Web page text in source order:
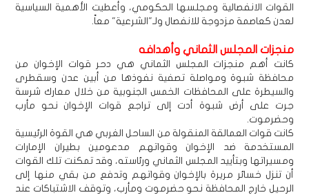
القوات الانفصالية ومجلسها الحكومي، وأعطيت الأهمية السياسية
لعدن كعاصمة مزدوجة للانفصال ولـ"الشرعية" معاً.
منجزات المجلس الثماني وأهدافه
كانت أهم منجزات المجلس الثماني هي دحر قوات الإخوان من
محافظة شبوة ومواصلة تصفية نفوذها من أبين عدن وسقطرى
والسيطرة على المحافظات الخمس الجنوبية من خلال معارك شرسة
جرت على أرض شبوة أدت إلى تراجع قوات الإخوان نحو مأرب
وحضرموت.
كانت قوات العمالقة المنقولة من الساحل الغربي هي القوة الرئيسية
المستخدمة ضد الإخوان وقواتهم مدعومين بطيران الإمارات
ومسيراتها وبتأييد المجلس الثماني ورئاسته، وقد تمكنت تلك القوات
أن تنزل خسائر مريرة بالإخوان وقواتهم وتدفع من بقي منها إلى
الرحيل خارج المحافظة نحو حضرموت ومأرب، وتوقف الاشتباكات عند